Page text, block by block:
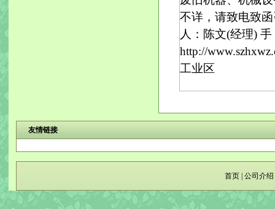
不详，请致电致
人：陈文(经理)
http://
工业区
友情链接
首页 公司介绍